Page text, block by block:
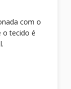
com o
o tecido é